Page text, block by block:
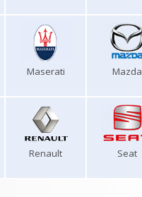
Maserati Mazda
Renault Seat